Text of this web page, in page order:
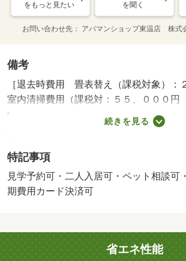
をもっと見たい を聞く
お問い合わせ先 アパマンショップ東温店 株
備考
［退去時費用 畳表替え（課税対象）：
室内清掃費用（課税対：５５、０００
※故意・過失等別途実費］ ペットを飼う
金１０万円必要 冷房あり 暖房あり 【
金（課税対象） 16500円
続きを見る
特記事項
見学予約可・二人入居可・ペット相談可
期費用カード決済可
省エネ性能